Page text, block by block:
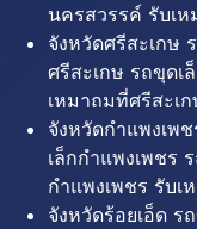
นครสวรรค์ รับเ
จังหวัดศรีสะเกษ
ศรีสะเกษ รถขุดเ
เหมาถมที่ศรีสะเก
จังหวัดกำแพงเพ
เล็กกำแพงเพชร
กำแพงเพชร รับเ
จังหวัดร้อยเอ็ด ร